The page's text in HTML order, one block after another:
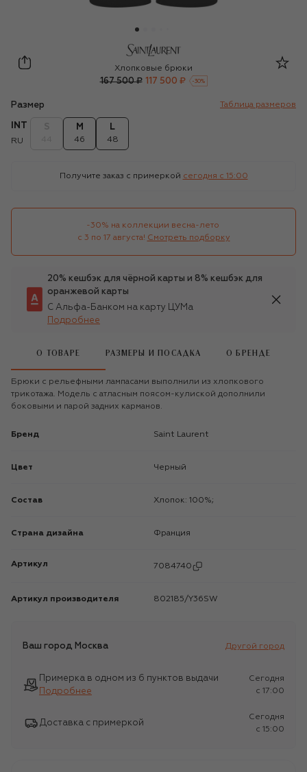
Saint Laurent
Хлопковые брюки
167 500 ₽ 117 500 ₽ -30%
Размер Таблица размеров
INT
RU
M
46
L
48
Получите заказ с примеркой сегодня c 15:00
-30% на коллекции весна-лето
с 3 по 17 августа! Смотреть подборку
20% кешбэк для чёрной карты и 8% кешбэк для
оранжевой карты
С Альфа-Банком на карту ЦУМа
Подробнее
О ТОВАРЕ РАЗМЕРЫ И ПОСАДКА О БРЕНДЕ
Брюки с рельефными лампасами выполнили из хлопкового
трикотажа. Модель с атласным поясом-кулиской дополнили
боковыми и парой задних карманов.
Бренд Saint Laurent
Цвет Черный
Состав Хлопок: 100%;
Страна дизайна Франция
Артикул 7084740
Артикул производителя 802185/Y36SW
Ваш город Москва Другой город
Примерка в одном из 6 пунктов выдачи
Подробнее
Сегодня
c 17:00
Доставка с примеркой
Сегодня
c 15:00